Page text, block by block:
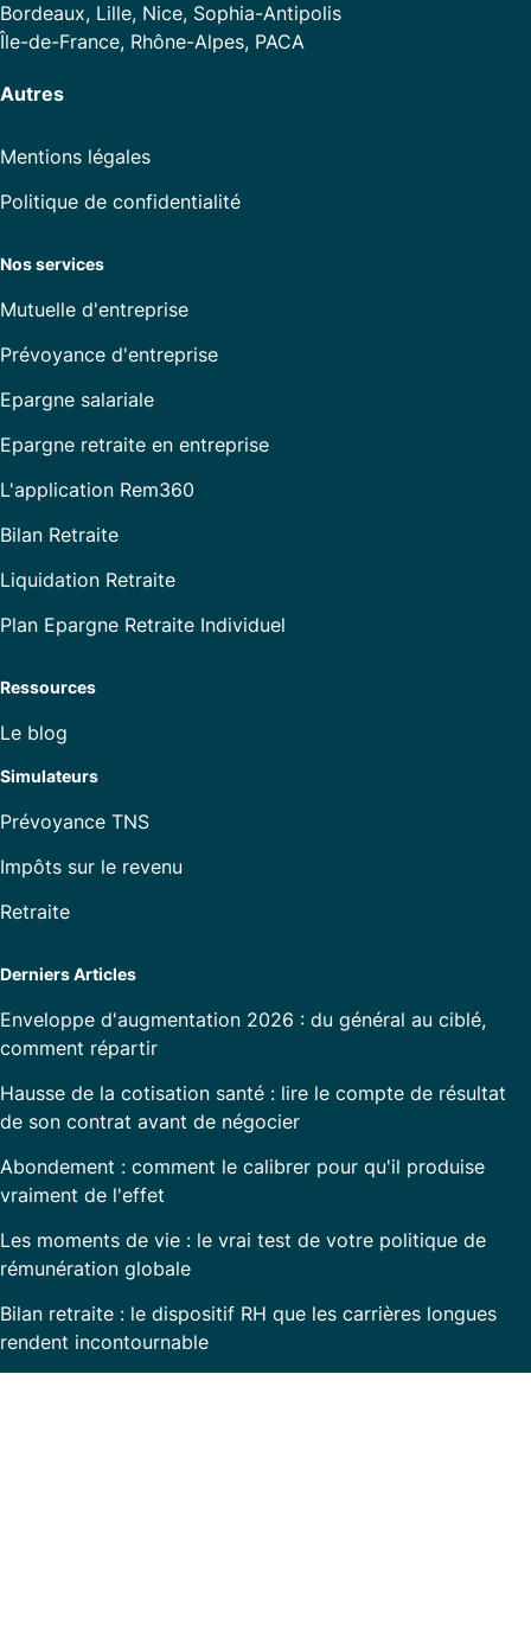
Bordeaux, Lille, Nice, Sophia-Antipolis
Île-de-France, Rhône-Alpes, PACA
Autres
Mentions légales
Politique de confidentialité
Nos services
Mutuelle d'entreprise
Prévoyance d'entreprise
Epargne salariale
Epargne retraite en entreprise
L'application Rem360
Bilan Retraite
Liquidation Retraite
Plan Epargne Retraite Individuel
Ressources
Le blog
Simulateurs
Prévoyance TNS
Impôts sur le revenu
Retraite
Derniers Articles
Enveloppe d'augmentation 2026 : du général au ciblé,
comment répartir
Hausse de la cotisation santé : lire le compte de résultat
de son contrat avant de négocier
Abondement : comment le calibrer pour qu'il produise
vraiment de l'effet
Les moments de vie : le vrai test de votre politique de
rémunération globale
Bilan retraite : le dispositif RH que les carrières longues
rendent incontournable